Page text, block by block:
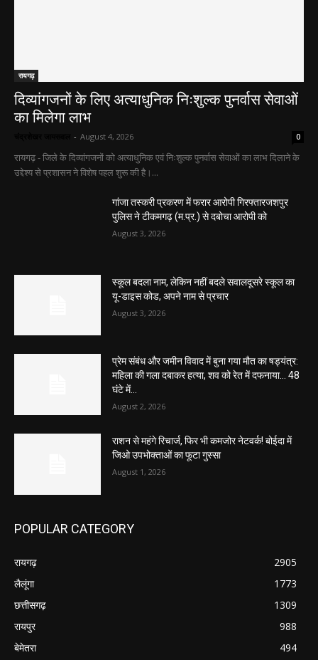
रायगढ़
दिव्यांगजनों के लिए अत्याधुनिक निःशुल्क पुनर्वास सेवाओं
का मिलेगा लाभ
- August 4, 2026 0
रायगढ़ - जिले के दिव्यांगजनों को अत्याधुनिक एवं निःशुल्क पुनर्वास सेवाओं का लाभ दिलाने के
उद्देश्य से प्रशासन ने विशेष पहल शुरू की है।...
गांजा तस्करी प्रकरण में फरार आरोपी गिरफ्तारजशपुर
पुलिस ने टीकमगढ़ (म.प्र.) से दबोचा आरोपी को
August 3, 2026
स्कूल बदला नाम, लेकिन नहीं बदले सवालदूसरे स्कूल का
यू-डाइस कोड, अपने नाम से प्रचार
August 3, 2026
प्रेम संबंध और जमीन विवाद में बुना गया मौत का षड्यंत्र:
महिला की गला दबाकर हत्या, शव को रेत में दफनाया… 48
घंटे में...
August 2, 2026
राशन से महंगे रिचार्ज, फिर भी कमजोर नेटवर्क! बोईदा में
जिओ उपभोक्ताओं का फूटा गुस्सा
August 1, 2026
POPULAR CATEGORY
रायगढ़
2905
लैलूंगा
1773
छत्तीसगढ़
1309
रायपुर
988
बेमेतरा
494